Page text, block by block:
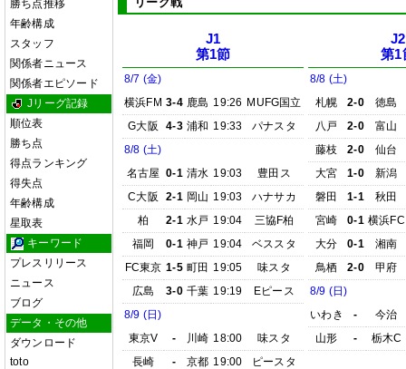
勝ち点推移
年齢構成
スタッフ
関係者ニュース
関係者エピソード
Jリーグ記録
順位表
勝ち点
得点ランキング
得失点
年齢構成
星取表
キーワード
プレスリリース
ニュース
ブログ
データ・その他
ダウンロード
toto
J1
第1節
8/7 (金)
横浜FM 3-4 鹿島 19:26 MUFG国立
G大阪
4-3 浦和 19:33
パナスタ
8/8 (土)
名古屋 0-1 清水 19:03
豊田ス
C大阪
2-1 岡山 19:03
ハナサカ
柏
2-1 水戸 19:04
三協F柏
福岡
0-1 神戸 19:04
ベススタ
FC東京 1-5 町田 19:05
味スタ
広島
3-0 千葉 19:19
Eピース
8/9 (日)
東京V
- 川崎 18:00
味スタ
長崎
- 京都 19:00 ピースタ
J2
第1
8/8 (土)
札幌
2-0
徳島
八戸
2-0
富山
藤枝
2-0
仙台
大宮
1-0
新潟
磐田
1-1
秋田
宮崎
0-1 横浜FC
大分
0-1
湘南
鳥栖
2-0
甲府
8/9 (日)
いわき
-
今治
山形
- 栃木C